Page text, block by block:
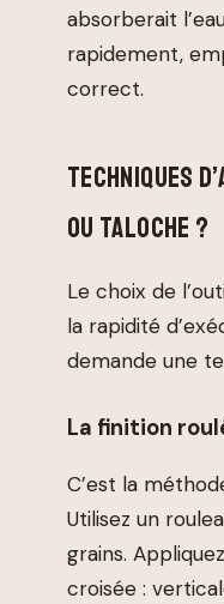
absorberait
rapidement,
correct.
TECHNIQUES
OU TALOCHE ?
Le choix de
la rapidité
demande une
La finition
C’est la
Utilisez un
grains.
croisée :